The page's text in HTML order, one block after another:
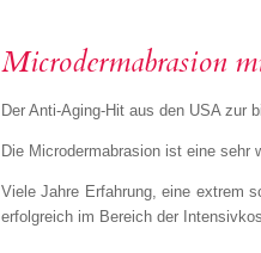
Microdermabrasion
Der Anti-Aging-Hit aus den USA zur
Die Microdermabrasion ist eine sehr
Viele Jahre Erfahrung, eine extrem
erfolgreich im Bereich der